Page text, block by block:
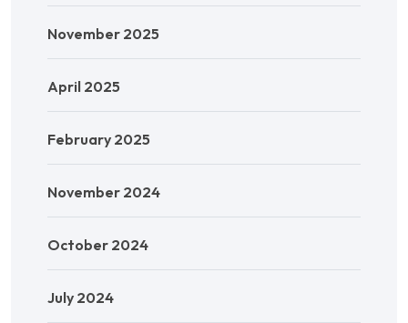
November 2025
April 2025
February 2025
November 2024
October 2024
July 2024